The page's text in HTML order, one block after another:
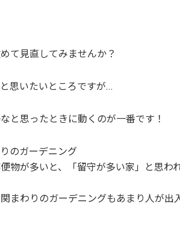
て見直してみませんか？
思いたいところですが…
と思ったときに動くのが一番です！
のガーデニング
物が多いと、「留守が多い家」と思わ
まわりのガーデニングもあまり人が出